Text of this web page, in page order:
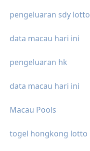
pengeluaran sdy lotto
data macau hari ini
pengeluaran hk
data macau hari ini
Macau Pools
togel hongkong lotto